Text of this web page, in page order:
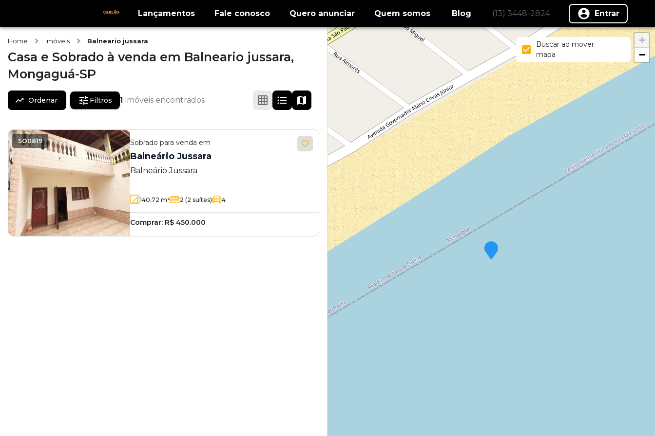
Lançamentos Fale conosco Quero anunciar Quem somos Blog (13) 3448-2824 Entrar
Home Imóveis Balneario jussara
Casa e Sobrado à venda em Balneario jussara,
Mongaguá-SP
Ordenar Filtros 1 imóveis encontrados
SO0819 Sobrado para venda em
Balneário Jussara
Balneário Jussara
140.72 m² 2 (2 suítes) 4
Comprar: R$ 450.000
+
−
Buscar ao mover
mapa